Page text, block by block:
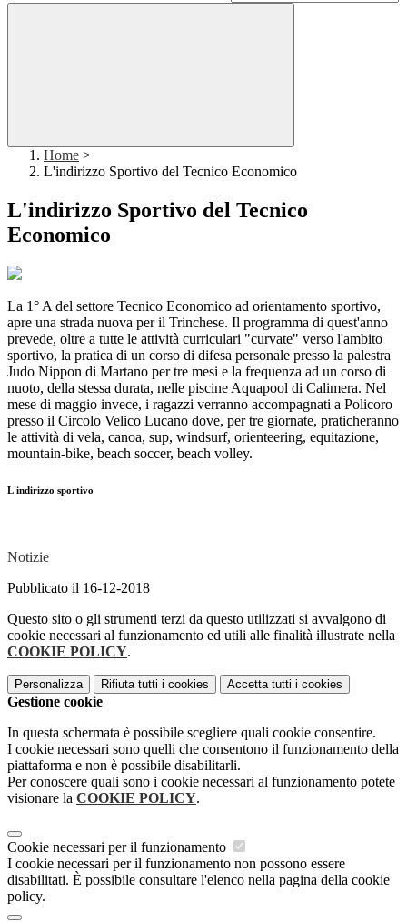
Home >
L'indirizzo Sportivo del Tecnico Economico
L'indirizzo Sportivo del Tecnico
Economico
La 1° A del settore Tecnico Economico ad orientamento sportivo,
apre una strada nuova per il Trinchese. Il programma di quest'anno
prevede, oltre a tutte le attività curriculari "curvate" verso l'ambito
sportivo, la pratica di un corso di difesa personale presso la palestra
Judo Nippon di Martano per tre mesi e la frequenza ad un corso di
nuoto, della stessa durata, nelle piscine Aquapool di Calimera. Nel
mese di maggio invece, i ragazzi verranno accompagnati a Policoro
presso il Circolo Velico Lucano dove, per tre giornate, praticheranno
le attività di vela, canoa, sup, windsurf, orienteering, equitazione,
mountain-bike, beach soccer, beach volley.
L'indirizzo sportivo
Notizie
Pubblicato il 16-12-2018
Questo sito o gli strumenti terzi da questo utilizzati si avvalgono di
cookie necessari al funzionamento ed utili alle finalità illustrate nella
COOKIE POLICY.
Personalizza Rifiuta tutti i cookies Accetta tutti i cookies
Gestione cookie
In questa schermata è possibile scegliere quali cookie consentire.
I cookie necessari sono quelli che consentono il funzionamento della
piattaforma e non è possibile disabilitarli.
Per conoscere quali sono i cookie necessari al funzionamento potete
visionare la COOKIE POLICY.
Cookie necessari per il funzionamento
I cookie necessari per il funzionamento non possono essere
disabilitati. È possibile consultare l'elenco nella pagina della cookie
policy.